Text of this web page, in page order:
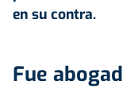
en su contra.
Fue